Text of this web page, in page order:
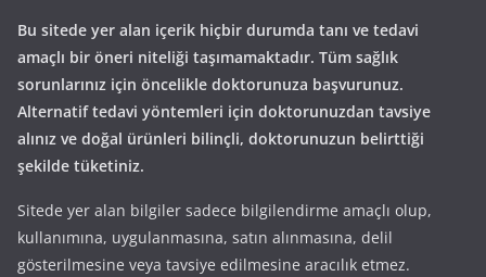
Bu sitede yer alan içerik hiçbir durumda tanı ve tedavi
amaçlı bir öneri niteliği taşımamaktadır. Tüm sağlık
sorunlarınız için öncelikle doktorunuza başvurunuz.
Alternatif tedavi yöntemleri için doktorunuzdan tavsiye
alınız ve doğal ürünleri bilinçli, doktorunuzun belirttiği
şekilde tüketiniz.
Sitede yer alan bilgiler sadece bilgilendirme amaçlı olup,
kullanımına, uygulanmasına, satın alınmasına, delil
gösterilmesine veya tavsiye edilmesine aracılık etmez.